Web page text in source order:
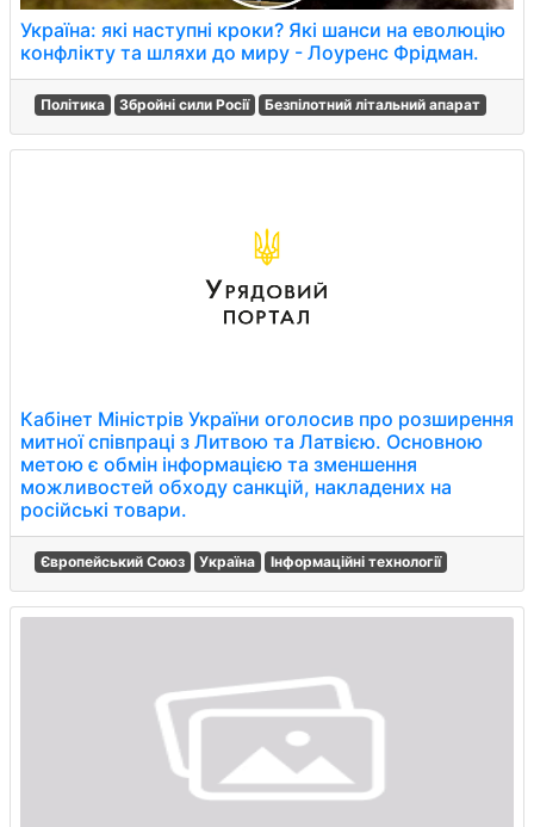
Україна: які наступні кроки? Які шанси на еволюцію
конфлікту та шляхи до миру - Лоуренс Фрідман.
Політика Збройні сили Росії Безпілотний літальний апарат
Кабінет Міністрів України оголосив про розширення
митної співпраці з Литвою та Латвією. Основною
метою є обмін інформацією та зменшення
можливостей обходу санкцій, накладених на
російські товари.
Європейський Союз Україна Інформаційні технології